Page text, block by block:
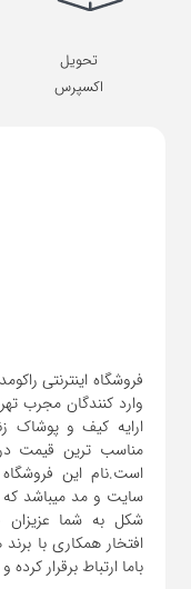
تحویل
اکسپرس
فروشگاه اینترنتی
وارد کنندگان مجرب
ارایه کیف و پوشاک
است.نام این
سایت و مد میباشد که
شکل به شما عزیزان
افتخار همکاری با برند
باما ارتباط برقرار